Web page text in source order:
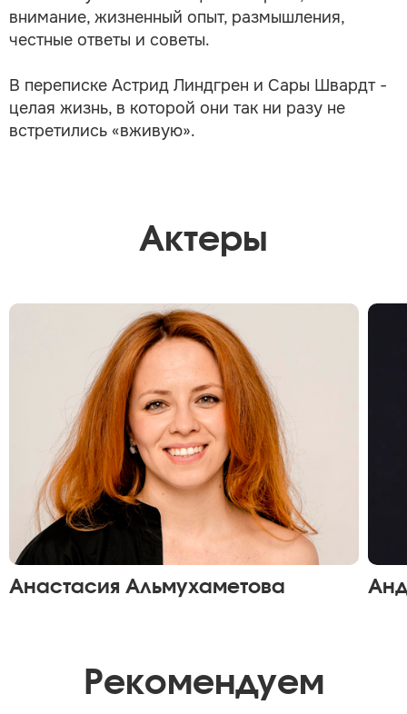
внимание, жизненный опыт, размышления,
честные ответы и советы.
В переписке Астрид Линдгрен и Сары Швардт -
целая жизнь, в которой они так ни разу не
встретились «вживую».
Актеры
Анастасия Альмухаметова
Рекомендуем